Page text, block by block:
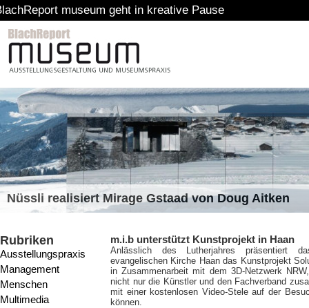
geht in kreative Pause
Nüssli realisiert Mirage Gstaad von Doug Aitken
Rubriken
Ausstellungspraxis
Management
Menschen
Multimedia
m.i.b unterstützt Kunstprojekt in Haan
Anlässlich des Lutherjahres präsentiert
evangelischen Kirche Haan das Kunstprojekt
in Zusammenarbeit mit dem 3D-Netzwerk
nicht nur die Künstler und den Fachverband
mit einer kostenlosen Video-Stele auf der
können.